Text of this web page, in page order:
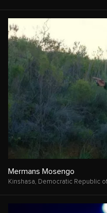
Mermans Mosengo
Kinshasa, Democratic Republic